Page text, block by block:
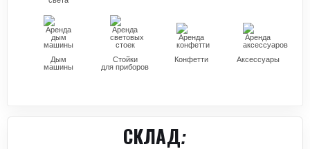
Дым
машины
Стойки
для приборов
Конфетти Аксессуары
СКЛАД: